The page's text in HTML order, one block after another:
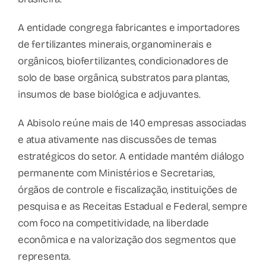
A entidade congrega fabricantes e importadores
de fertilizantes minerais, organominerais e
orgânicos, biofertilizantes, condicionadores de
solo de base orgânica, substratos para plantas,
insumos de base biológica e adjuvantes.
A Abisolo reúne mais de 140 empresas associadas
e atua ativamente nas discussões de temas
estratégicos do setor. A entidade mantém diálogo
permanente com Ministérios e Secretarias,
órgãos de controle e fiscalização, instituições de
pesquisa e as Receitas Estadual e Federal, sempre
com foco na competitividade, na liberdade
econômica e na valorização dos segmentos que
representa.